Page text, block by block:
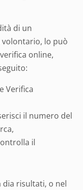
di un
volontario, lo può
online,
Verifica
il numero del
il
dia risultati, o nel